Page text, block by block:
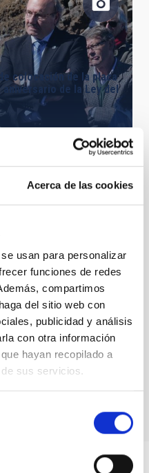
Acerca de las cookies
usan para personalizar
funciones de redes
compartimos
del sitio web con
publicidad y análisis
con otra información
hayan recopilado a
sus servicios.
colocación de la placa
aniversario de la Ley del